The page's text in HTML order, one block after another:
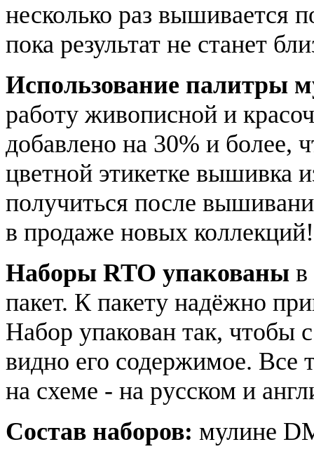
несколько раз вышивается
пока результат не станет
Использование палитры
работу живописной и
добавлено на 30% и более,
цветной этикетке вышивка
получиться после
в продаже новых коллекций!
Наборы RTO упакованы в
пакет. К пакету надёжно
Набор упакован так, чтобы
видно его содержимое. Все
на схеме - на русском и
Состав наборов: мулине